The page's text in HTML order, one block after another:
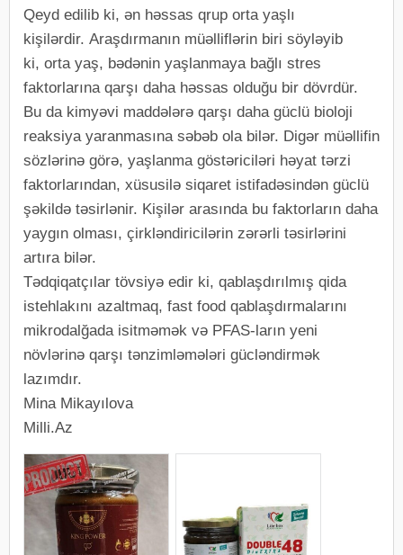
Qeyd edilib ki, ən həssas qrup orta yaşlı
kişilərdir. Araşdırmanın müəlliflərin biri söyləyib
ki, orta yaş, bədənin yaşlanmaya bağlı stres
faktorlarına qarşı daha həssas olduğu bir dövrdür.
Bu da kimyəvi maddələrə qarşı daha güclü bioloji
reaksiya yaranmasına səbəb ola bilər. Digər müəllifin
sözlərinə görə, yaşlanma göstəriciləri həyat tərzi
faktorlarından, xüsusilə siqaret istifadəsindən güclü
şəkildə təsirlənir. Kişilər arasında bu faktorların daha
yaygın olması, çirkləndiricilərin zərərli təsirlərini
artıra bilər.
Tədqiqatçılar tövsiyə edir ki, qablaşdırılmış qida
istehlakını azaltmaq, fast food qablaşdırmalarını
mikrodalğada isitməmək və PFAS-ların yeni
növlərinə qarşı tənzimləmələri gücləndirmək
lazımdır.
Mina Mikayılova
Milli.Az